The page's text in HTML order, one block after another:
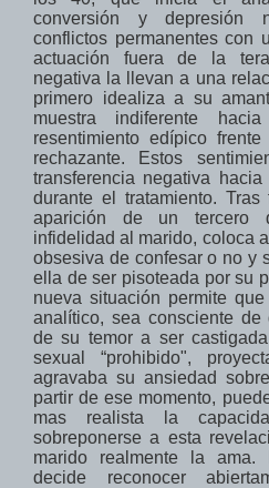
conversión y depresión
conflictos permanentes con
actuación fuera de la
negativa la llevan a una
primero idealiza a su
muestra indiferente
resentimiento edípico
rechazante. Estos
transferencia negativa
durante el tratamiento.
aparición de un tercero
infidelidad al marido, coloca
obsesiva de confesar o no y
ella de ser pisoteada por su
nueva situación permite
analítico, sea consciente
de su temor a ser
sexual “prohibido",
agravaba su ansiedad
partir de ese momento,
mas realista la
sobreponerse a esta
marido realmente la ama.
decide reconocer